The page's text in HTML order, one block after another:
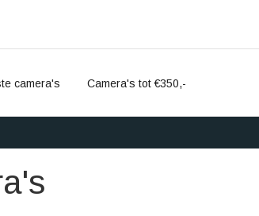
camera's Camera's tot €350,-